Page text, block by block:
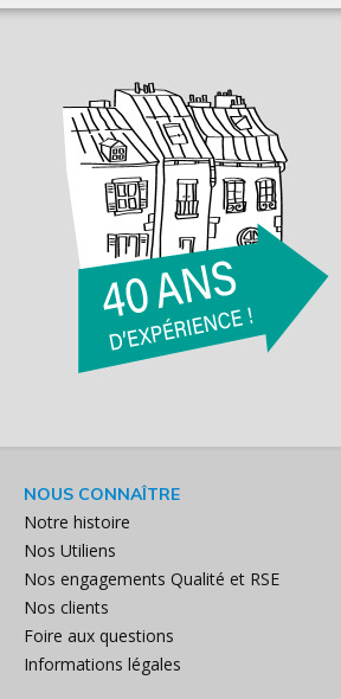
NOUS CONNAÎTRE
Notre histoire
Nos Utiliens
Nos engagements Qualité et RSE
Nos clients
Foire aux questions
Informations légales